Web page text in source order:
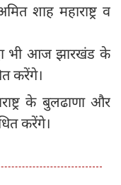
शाह महाराष्ट्र व
भी आज झारखंड के
करेंगे।
के बुलढाणा और
करेंगे।